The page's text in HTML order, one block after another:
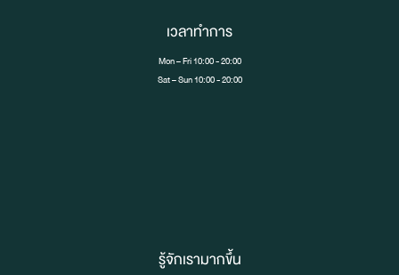
เวลาทำการ
Mon – Fri 10:00 - 20:00
Sat – Sun 10:00 - 20:00
รู้จักเรามากขึ้น